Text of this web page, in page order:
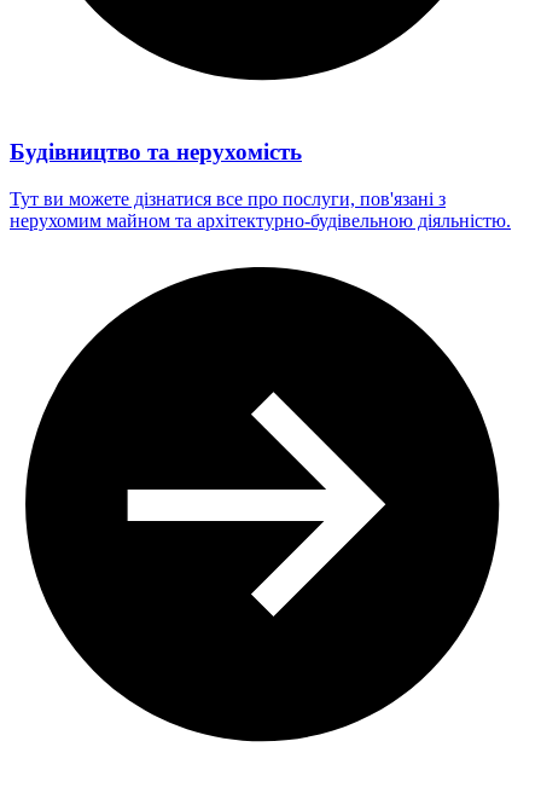
Будівництво та нерухомість
Тут ви можете дізнатися все про послуги, пов'язані з
нерухомим майном та архітектурно-будівельною діяльністю.